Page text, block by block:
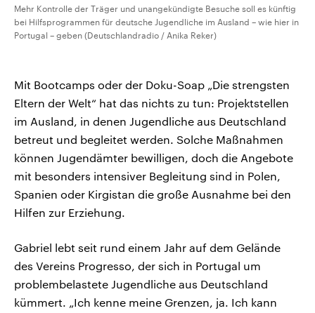
Mehr Kontrolle der Träger und unangekündigte Besuche soll es künftig
bei Hilfsprogrammen für deutsche Jugendliche im Ausland – wie hier in
Portugal – geben (Deutschlandradio / Anika Reker)
Mit Bootcamps oder der Doku-Soap „Die strengsten
Eltern der Welt“ hat das nichts zu tun: Projektstellen
im Ausland, in denen Jugendliche aus Deutschland
betreut und begleitet werden. Solche Maßnahmen
können Jugendämter bewilligen, doch die Angebote
mit besonders intensiver Begleitung sind in Polen,
Spanien oder Kirgistan die große Ausnahme bei den
Hilfen zur Erziehung.
Gabriel lebt seit rund einem Jahr auf dem Gelände
des Vereins Progresso, der sich in Portugal um
problembelastete Jugendliche aus Deutschland
kümmert. „Ich kenne meine Grenzen, ja. Ich kann